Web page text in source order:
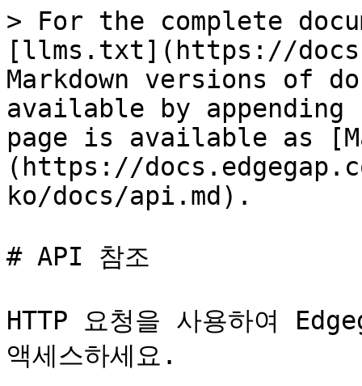
> For the complete
[llms.txt](https://
Markdown versions of
available by
page is available as
(https://
ko/docs/api.md).
# API 참조
HTTP 요청을 사용하여
액세스하세요.